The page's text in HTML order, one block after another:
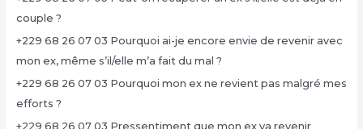
couple ?
+229 68 26 07 03 Pourquoi ai-je encore envie de revenir avec
mon ex, même s’il/elle m’a fait du mal ?
+229 68 26 07 03 Pourquoi mon ex ne revient pas malgré mes
efforts ?
+229 68 26 07 03 Pressentiment que mon ex va revenir